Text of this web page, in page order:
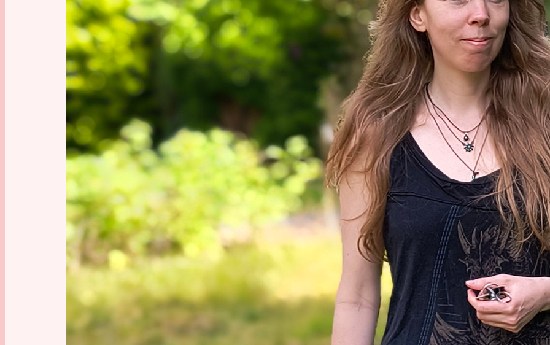
Oberst von Holstein im
preußischen Badeanzug
Im Jahre 1910 ruft ein
englischer
Flugwettbewerbaus:
Nationen und ihre
dürfen teilnehmen und
England einfinden, um
Flug über den Ärmelkanal
absolvieren. Wer am
von London nach Paris
gewinnt den Preis von
Pfund.
Der Wettberwerb wird
international
es finden sich einige
aus verschiedensten Ländernein. Darunter…